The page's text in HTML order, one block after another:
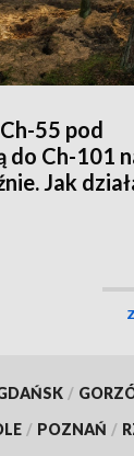
55 pod
do Ch-101
Jak
/
/ POZNAŃ /